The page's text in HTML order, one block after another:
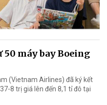
máy bay Boeing
(Vietnam Airlines) đã ký kết
8 trị giá lên đến 8,1 tỉ đô tại